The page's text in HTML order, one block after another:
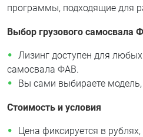
программы, подходящие для
Выбор грузового самосвала
Лизинг доступен для
самосвала ФАВ.
Вы сами выбираете
Стоимость и условия
Цена фиксируется в